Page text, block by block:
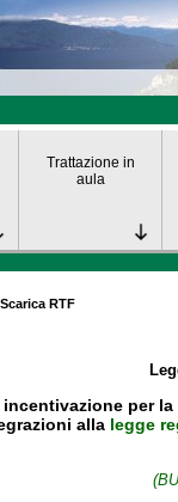
Trattazione in
aula
Scarica RTF
per
alla legge